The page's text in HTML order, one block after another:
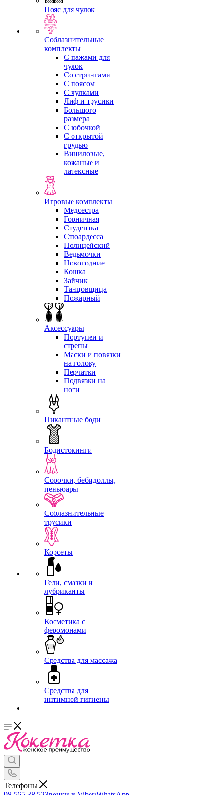
Пояс для чулок
Соблазнительные
комплекты
С пажами для
чулок
Со стрингами
С поясом
С чулками
Лиф и трусики
Большого
размера
С юбочкой
С открытой
грудью
Виниловые,
кожаные и
латексные
Игровые комплекты
Медсестра
Горничная
Студентка
Стюардесса
Полицейский
Ведьмочки
Новогодние
Кошка
Зайчик
Танцовщица
Пожарный
Аксессуары
Портупеи и
стрепы
Маски и повязки
на голову
Перчатки
Подвязки на
ноги
Пикантные боди
Бодистокинги
Сорочки, бебидоллы,
пеньюары
Соблазнительные
трусики
Корсеты
Гели, смазки и
лубриканты
Косметика с
феромонами
Средства для массажа
Средства для
интимной гигиены
Телефоны